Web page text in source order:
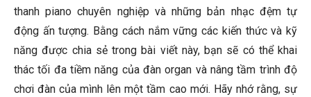
thanh piano chuyên nghiệp và những bản nhạc đệm tự
động ấn tượng. Bằng cách nắm vững các kiến thức và kỹ
năng được chia sẻ trong bài viết này, bạn sẽ có thể khai
thác tối đa tiềm năng của đàn organ và nâng tầm trình độ
chơi đàn của mình lên một tầm cao mới. Hãy nhớ rằng, sự